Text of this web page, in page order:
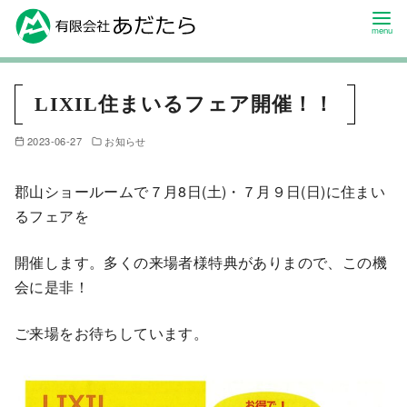
LIXIL住まいるフェア開催！！
2023-06-27 お知らせ
郡山ショールームで７月8日(土)・７月９日(日)に住まい
るフェアを
開催します。多くの来場者様特典がありまので、この機
会に是非！
ご来場をお待ちしています。